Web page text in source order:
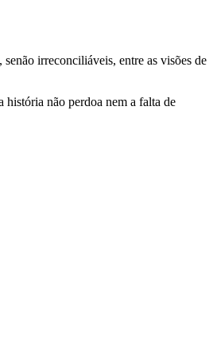
irreconciliáveis, entre as visões de
história não perdoa nem a falta de